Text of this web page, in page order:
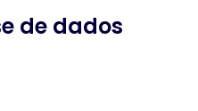
de dados